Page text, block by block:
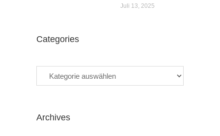
Juli 13, 2025
Categories
Archives